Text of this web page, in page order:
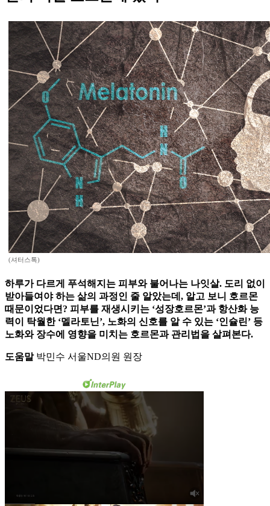
(셔터스톡)
하루가 다르게 푸석해지는 피부와 불어나는 나잇살. 도리 없이
받아들여야 하는 삶의 과정인 줄 알았는데, 알고 보니 호르몬
때문이었다면? 피부를 재생시키는 ‘성장호르몬’과 항산화 능
력이 탁월한 ‘멜라토닌’, 노화의 신호를 알 수 있는 ‘인슐린’ 등
노화와 장수에 영향을 미치는 호르몬과 관리법을 살펴본다.
도움말박민수 서울ND의원 원장